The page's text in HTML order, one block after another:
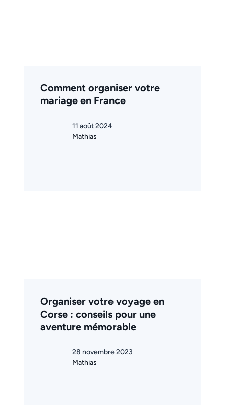
Comment organiser votre
mariage en France
11 août 2024
Mathias
Organiser votre voyage en
Corse : conseils pour une
aventure mémorable
28 novembre 2023
Mathias